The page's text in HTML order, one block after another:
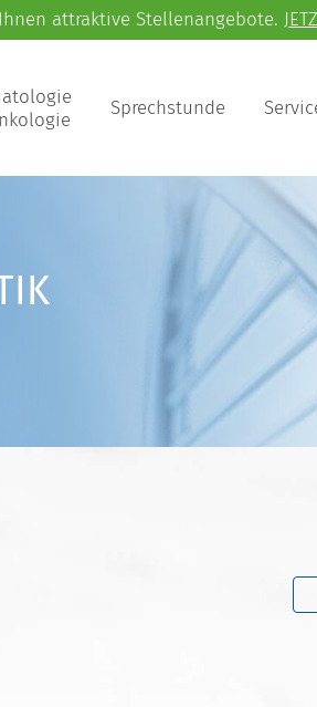
attraktive Stellenangebote.
Sprechstunde